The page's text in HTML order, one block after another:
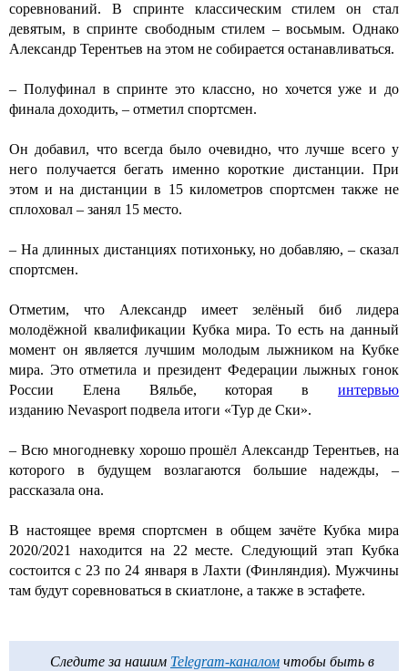
соревнований. В спринте классическим стилем он стал
девятым, в спринте свободным стилем – восьмым. Однако
Александр Терентьев на этом не собирается останавливаться.
– Полуфинал в спринте это классно, но хочется уже и до
финала доходить, – отметил спортсмен.
Он добавил, что всегда было очевидно, что лучше всего у
него получается бегать именно короткие дистанции. При
этом и на дистанции в 15 километров спортсмен также не
сплоховал – занял 15 место.
– На длинных дистанциях потихоньку, но добавляю, – сказал
спортсмен.
Отметим, что Александр имеет зелёный биб лидера
молодёжной квалификации Кубка мира. То есть на данный
момент он является лучшим молодым лыжником на Кубке
мира. Это отметила и президент Федерации лыжных гонок
России Елена Вяльбе, которая в интервью
изданию Nevasport подвела итоги «Тур де Ски».
– Всю многодневку хорошо прошёл Александр Терентьев, на
которого в будущем возлагаются большие надежды, –
рассказала она.
В настоящее время спортсмен в общем зачёте Кубка мира
2020/2021 находится на 22 месте. Следующий этап Кубка
состоится с 23 по 24 января в Лахти (Финляндия). Мужчины
там будут соревноваться в скиатлоне, а также в эстафете.
Следите за нашим Telegram-каналом чтобы быть в